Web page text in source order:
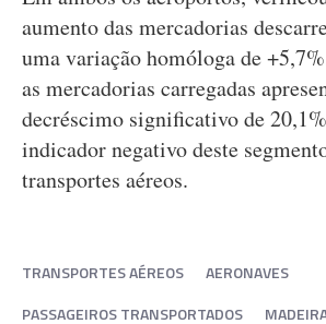
aumento das mercadorias
uma variação homóloga de
as mercadorias carregadas
decréscimo significativo de
indicador negativo deste
transportes aéreos.
TRANSPORTES AÉREOS
AERONAVES
PASSAGEIROS TRANSPORTADOS